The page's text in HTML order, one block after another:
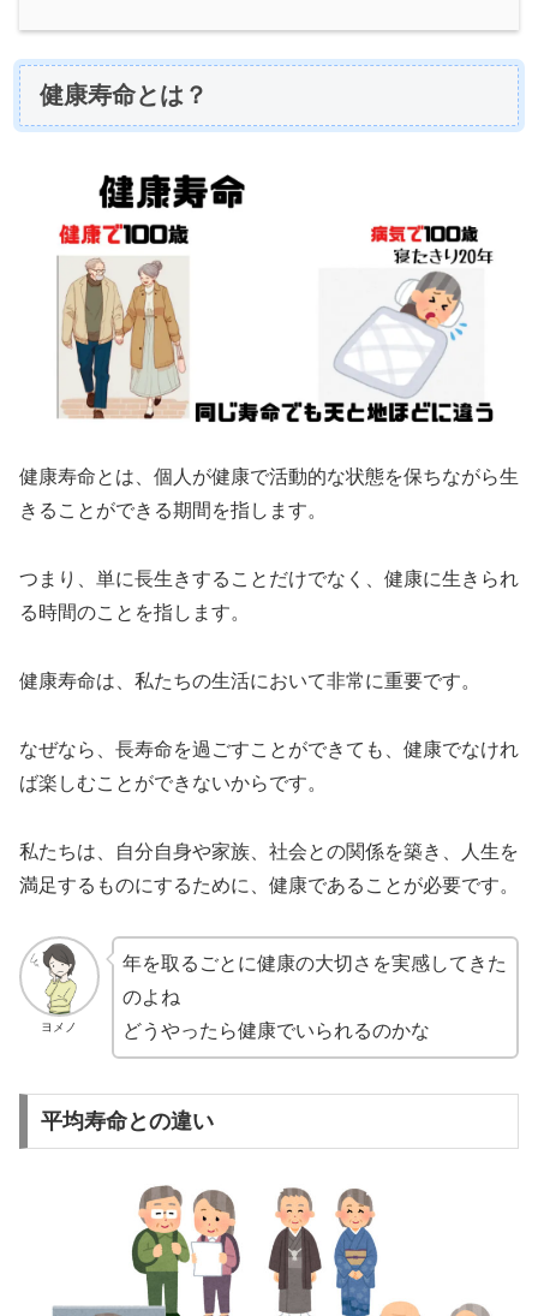
健康寿命とは？
健康寿命とは、個人が健康で活動的な状態を保ちながら生
きることができる期間を指します。
つまり、単に長生きすることだけでなく、健康に生きられ
る時間のことを指します。
健康寿命は、私たちの生活において非常に重要です。
なぜなら、長寿命を過ごすことができても、健康でなけれ
ば楽しむことができないからです。
私たちは、自分自身や家族、社会との関係を築き、人生を
満足するものにするために、健康であることが必要です。
ヨメノ
年を取るごとに健康の大切さを実感してきた
のよね
どうやったら健康でいられるのかな
平均寿命との違い